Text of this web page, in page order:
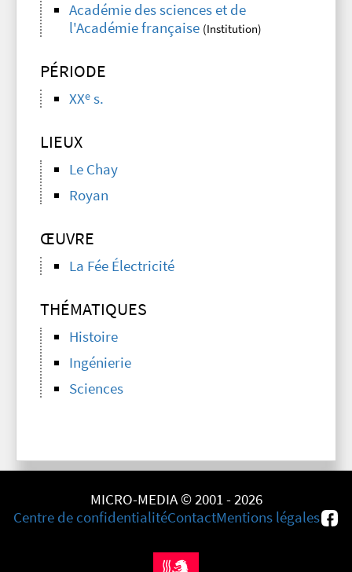
Académie des sciences et de
l'Académie française (Institution)
PÉRIODE
XXe s.
LIEUX
Le Chay
Royan
ŒUVRE
La Fée Électricité
THÉMATIQUES
Histoire
Ingénierie
Sciences
MICRO-MEDIA © 2001 - 2026
Centre de confidentialitéContactMentions légales